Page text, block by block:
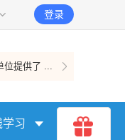
登录
位提供了 ...
学习